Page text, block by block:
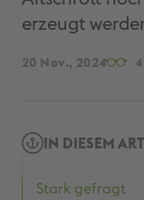
erzeugt
20 Nov., 2024 4
IN DIESEM
Stark gefragt